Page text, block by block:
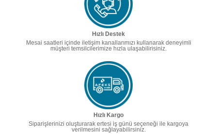
Hızlı Destek
Mesai saatleri içinde iletişim kanallarımızı kullanarak deneyimli
müşteri temsilcilerimize hızla ulaşabilirisiniz.
Hızlı Kargo
Siparişlerinizi oluşturarak ertesi iş günü seçeneği ile kargoya
verilmesini sağlayabilirsiniz.